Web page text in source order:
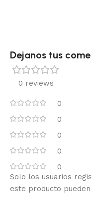
Dejanos tus
0 reviews
0
0
0
0
0
Solo los usuarios
este producto